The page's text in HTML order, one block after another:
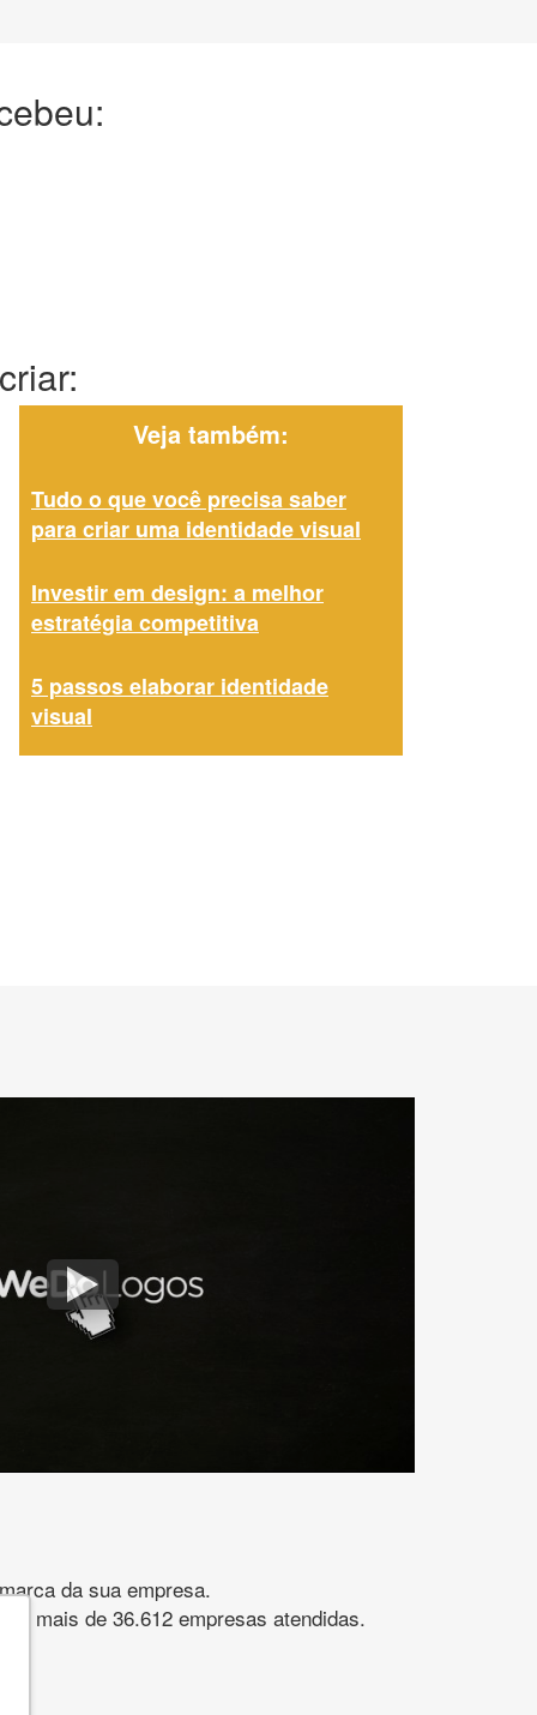
Veja também:
Tudo o que você precisa saber
para criar uma identidade visual
Investir em design: a melhor
estratégia competitiva
5 passos elaborar identidade
visual
da sua empresa.
mais de 36.612 empresas atendidas.